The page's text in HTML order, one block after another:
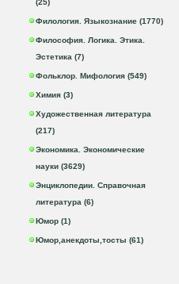
Филология. Языкознание (1770)
Философия. Логика. Этика.
Эстетика (7)
Фольклор. Мифология (549)
Химия (3)
Художественная литература
(217)
Экономика. Экономические
науки (3629)
Энциклопедии. Справочная
литература (6)
Юмор (1)
Юмор,анекдоты,тосты (61)